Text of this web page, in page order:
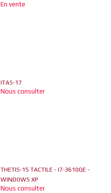
En vente
ITAS-17
Nous consulter
THETIS-15 TACTILE - I7-3610QE -
WINDOWS XP
Nous consulter